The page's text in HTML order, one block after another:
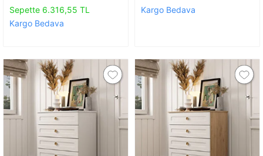
Sepette 6.316,55 TL
Kargo Bedava
Kargo Bedava